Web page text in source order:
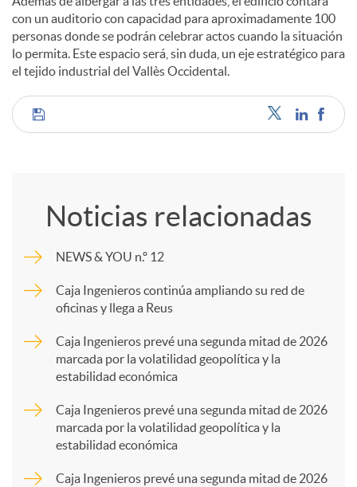
con un auditorio con capacidad para aproximadamente 100
personas donde se podrán celebrar actos cuando la situación
lo permita. Este espacio será, sin duda, un eje estratégico para
el tejido industrial del Vallès Occidental.
C
p
a
Noticias relacionadas
NEWS & YOU n.º 12
Caja Ingenieros continúa ampliando su red de
oficinas y llega a Reus
Caja Ingenieros prevé una segunda mitad de 2026
marcada por la volatilidad geopolítica y la
estabilidad económica
Caja Ingenieros prevé una segunda mitad de 2026
marcada por la volatilidad geopolítica y la
estabilidad económica
Caja Ingenieros prevé una segunda mitad de 2026